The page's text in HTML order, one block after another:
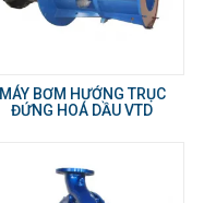
MÁY BƠM HƯỚNG TRỤC
ĐỨNG HOÁ DẦU VTD